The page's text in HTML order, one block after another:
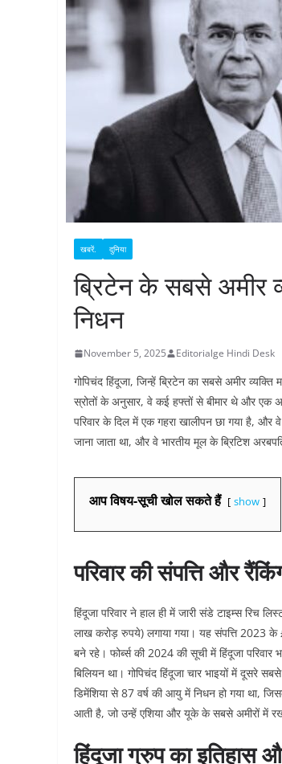
खबरें. दुनिया
ब्रिटेन के सबसे अमीर
निधन
November 5, 2025 Editorialge Hindi Desk
गोपिचंद हिंदूजा, जिन्हें ब्रिटेन का सबसे अमीर
स्रोतों के अनुसार, वे कई हफ्तों से बीमार थे और एक
परिवार के दिल में एक गहरा खालीपन छा गया है, और
जाना जाता था, और वे भारतीय मूल के ब्रिटिश
आप विषय-सूची खोल सकते हैं show
परिवार की संपत्ति और
हिंदूजा परिवार ने हाल ही में जारी संडे टाइम्स रिच
लाख करोड़ रुपये) लगाया गया। यह संपत्ति 2023 के
बने रहे। फोर्ब्स की 2024 की सूची में हिंदूजा
बिलियन था। गोपिचंद हिंदूजा चार भाइयों में दूसरे
डिमेंशिया से 87 वर्ष की आयु में निधन हो गया था,
आती है, जो उन्हें एशिया और यूके के सबसे अमीरों में
हिंदूजा ग्रुप का इतिहास